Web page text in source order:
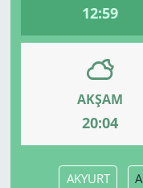
12:59
AKŞAM
20:04
AKYURT